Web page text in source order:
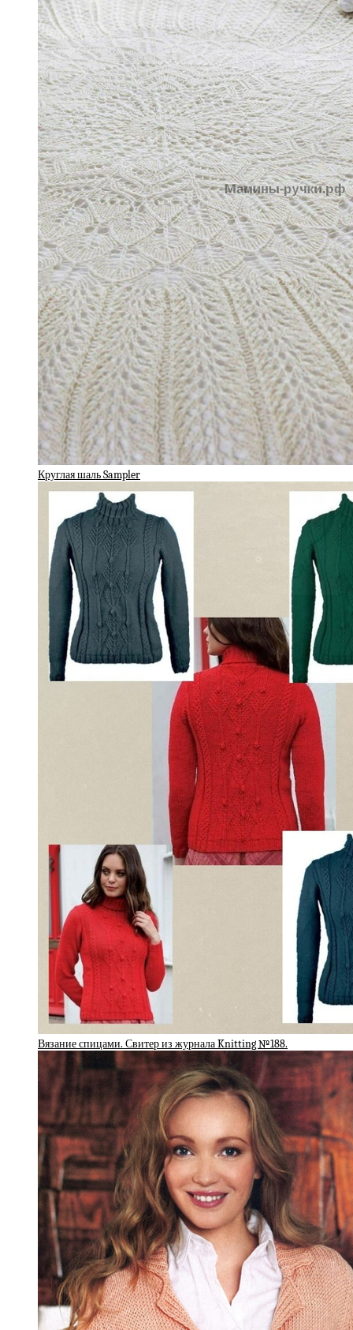
Круглая шаль Sampler
Вязание спицами. Свитер из журнала Knitting №188.